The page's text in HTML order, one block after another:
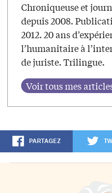
Chroniqueuse et
depuis 2008.
2012. 20 ans
l’humanitaire à
de juriste. Trilingue.
PARTAGEZ